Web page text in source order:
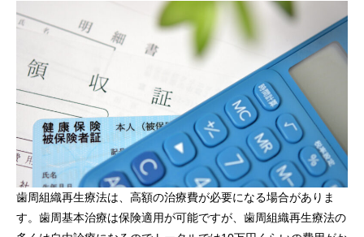
歯周組織再生療法は、高額の治療費が必要になる場合がありま
す。歯周基本治療は保険適用が可能ですが、歯周組織再生療法の